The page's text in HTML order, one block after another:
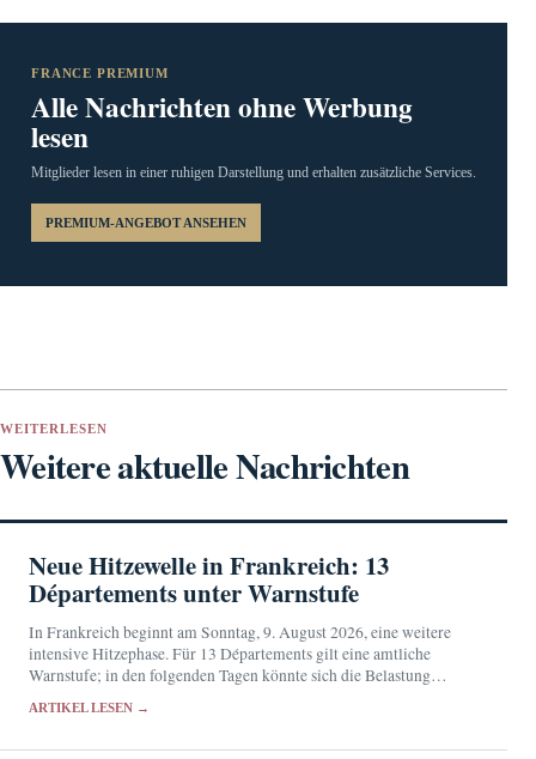
FRANCE PREMIUM
Alle Nachrichten ohne Werbung
lesen
Mitglieder lesen in einer ruhigen Darstellung und erhalten zusätzliche Services.
PREMIUM-ANGEBOT ANSEHEN
WEITERLESEN
Weitere aktuelle Nachrichten
Neue Hitzewelle in Frankreich: 13
Départements unter Warnstufe
In Frankreich beginnt am Sonntag, 9. August 2026, eine weitere
intensive Hitzephase. Für 13 Départements gilt eine amtliche
Warnstufe; in den folgenden Tagen könnte sich die Belastung
ARTIKEL LESEN →